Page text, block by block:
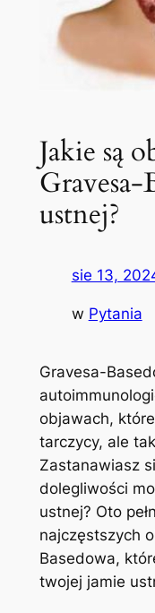
Jakie są
Gravesa-
ustnej?
sie 13,
w Pytania
Gravesa-
objawach,
tarczycy, ale
Zastanawiasz
dolegliwości
ustnej?⁣ Oto
najczęstszych
Basedowa,
twojej jamie